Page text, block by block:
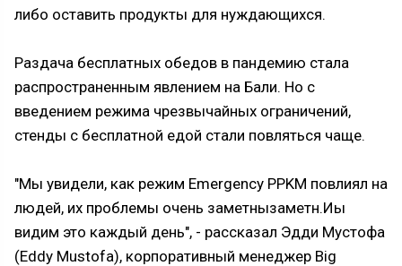
либо оставить продукты для нуждающихся.
Раздача бесплатных обедов в пандемию стала
распространенным явлением на Бали. Но с
введением режима чрезвычайных ограничений,
стенды с бесплатной едой стали повляться чаще.
"Мы увидели, как режим Emergency PPKM повлиял на
людей, их проблемы очень заметнызаметн.Иы
видим это каждый день", - рассказал Эдди Мустофа
(Eddy Mustofa), корпоративный менеджер Big